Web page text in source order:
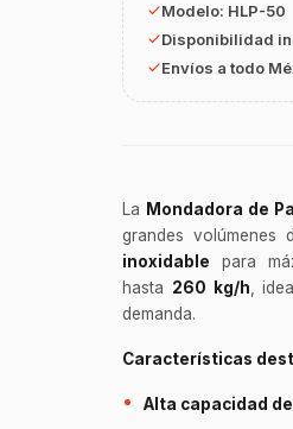
Modelo: HLP-50
Disponibilidad
Envíos a todo
La Mondadora de
grandes volúmenes
inoxidable para
hasta 260 kg/h ,
demanda.
Características
Alta capacidad